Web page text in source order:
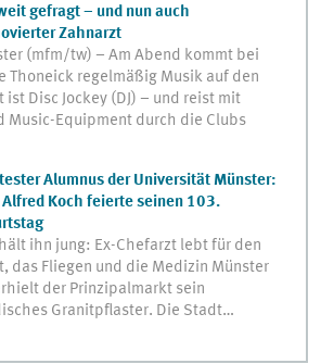
gefragt – und nun auch
Zahnarzt
(mfm/tw) – Am Abend kommt bei
Thoneick regelmäßig Musik auf den
ist Disc Jockey (DJ) – und reist mit
Music-Equipment durch die Clubs
Alumnus der Universität Münster:
Alfred Koch feierte seinen 103.
ihn jung: Ex-Chefarzt lebt für den
das Fliegen und die Medizin Münster
der Prinzipalmarkt sein
Granitpflaster. Die Stadt…